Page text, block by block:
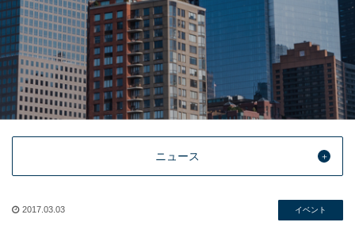
ニュース
2017.03.03 イベント